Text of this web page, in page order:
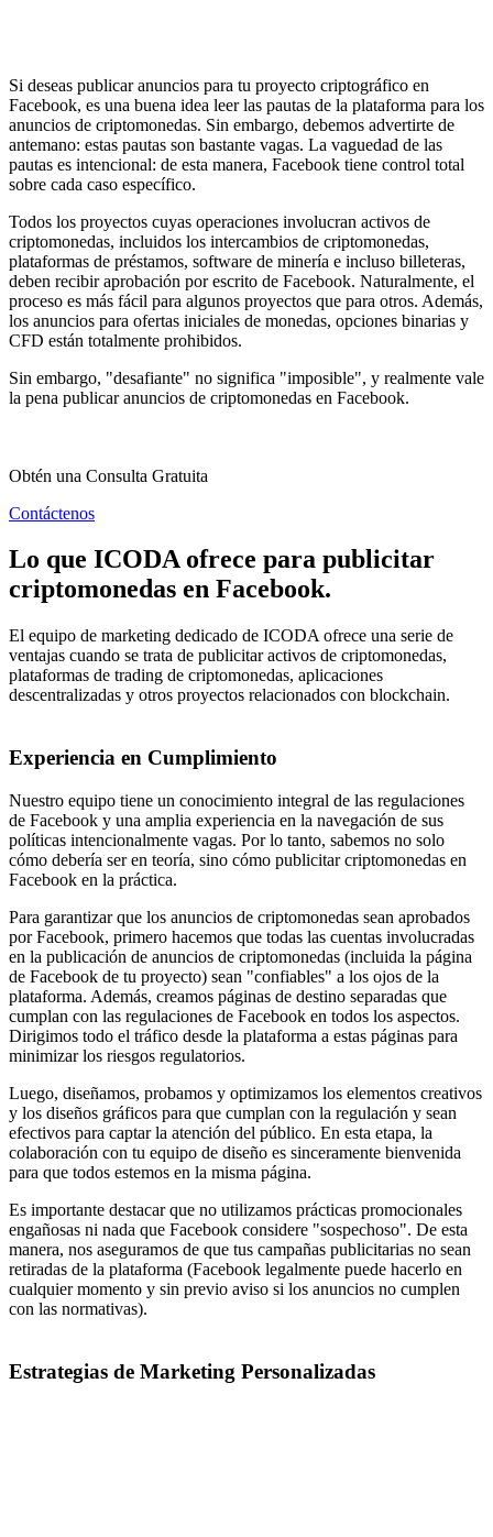
Si deseas publicar anuncios para tu proyecto criptográfico en
Facebook, es una buena idea leer las pautas de la plataforma para los
anuncios de criptomonedas. Sin embargo, debemos advertirte de
antemano: estas pautas son bastante vagas. La vaguedad de las
pautas es intencional: de esta manera, Facebook tiene control total
sobre cada caso específico.
Todos los proyectos cuyas operaciones involucran activos de
criptomonedas, incluidos los intercambios de criptomonedas,
plataformas de préstamos, software de minería e incluso billeteras,
deben recibir aprobación por escrito de Facebook. Naturalmente, el
proceso es más fácil para algunos proyectos que para otros. Además,
los anuncios para ofertas iniciales de monedas, opciones binarias y
CFD están totalmente prohibidos.
Sin embargo, "desafiante" no significa "imposible", y realmente vale
la pena publicar anuncios de criptomonedas en Facebook.
Obtén una Consulta Gratuita
Contáctenos
Lo que ICODA ofrece para publicitar
criptomonedas en Facebook.
El equipo de marketing dedicado de ICODA ofrece una serie de
ventajas cuando se trata de publicitar activos de criptomonedas,
plataformas de trading de criptomonedas, aplicaciones
descentralizadas y otros proyectos relacionados con blockchain.
Experiencia en Cumplimiento
Nuestro equipo tiene un conocimiento integral de las regulaciones
de Facebook y una amplia experiencia en la navegación de sus
políticas intencionalmente vagas. Por lo tanto, sabemos no solo
cómo debería ser en teoría, sino cómo publicitar criptomonedas en
Facebook en la práctica.
Para garantizar que los anuncios de criptomonedas sean aprobados
por Facebook, primero hacemos que todas las cuentas involucradas
en la publicación de anuncios de criptomonedas (incluida la página
de Facebook de tu proyecto) sean "confiables" a los ojos de la
plataforma. Además, creamos páginas de destino separadas que
cumplan con las regulaciones de Facebook en todos los aspectos.
Dirigimos todo el tráfico desde la plataforma a estas páginas para
minimizar los riesgos regulatorios.
Luego, diseñamos, probamos y optimizamos los elementos creativos
y los diseños gráficos para que cumplan con la regulación y sean
efectivos para captar la atención del público. En esta etapa, la
colaboración con tu equipo de diseño es sinceramente bienvenida
para que todos estemos en la misma página.
Es importante destacar que no utilizamos prácticas promocionales
engañosas ni nada que Facebook considere "sospechoso". De esta
manera, nos aseguramos de que tus campañas publicitarias no sean
retiradas de la plataforma (Facebook legalmente puede hacerlo en
cualquier momento y sin previo aviso si los anuncios no cumplen
con las normativas).
Estrategias de Marketing Personalizadas